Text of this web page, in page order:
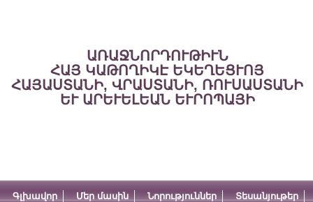
ԱՌԱՋՆՈՐԴՈՒԹԻՒՆ
ՀԱՅ ԿԱԹՈՂԻԿԷ ԵԿԵՂԵՑՒՈՅ
ՀԱՅԱՍՏԱՆԻ, ՎՐԱՍՏԱՆԻ, ՌՈՒՍԱՍՏԱՆԻ
ԵՒ ԱՐԵՒԵԼԵԱՆ ԵՒՐՈՊԱՅԻ
Գլխավոր Մեր մասին Նորություններ Տեսանյութեր